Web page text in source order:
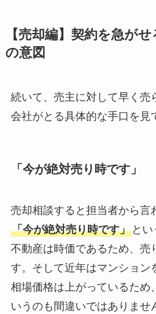
【売却編】契約を急が
の意図
続いて、 売主に対して早く売
会社がとる具体的な手口 を見
「今が絶対売り時です」
売却相談すると担当者から言
「今が絶対売り時です」とい
不動産は時価であるため、売
す。そして近年はマンション
相場価格は上がっているため
いうのも間違いではありませ